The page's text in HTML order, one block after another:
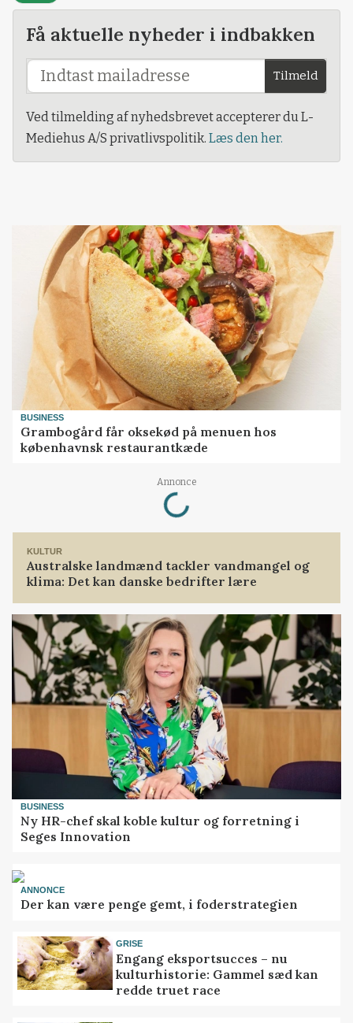
Få aktuelle nyheder i indbakken
Tilmeld
Ved tilmelding af nyhedsbrevet accepterer du L-
Mediehus A/S privatlivspolitik. Læs den her.
BUSINESS
Grambogård får oksekød på menuen hos
københavnsk restaurantkæde
Annonce
Loading...
KULTUR
Australske landmænd tackler vandmangel og
klima: Det kan danske bedrifter lære
BUSINESS
Ny HR-chef skal koble kultur og forretning i
Seges Innovation
ANNONCE
Der kan være penge gemt, i foderstrategien
GRISE
Engang eksportsucces – nu
kulturhistorie: Gammel sæd kan
redde truet race